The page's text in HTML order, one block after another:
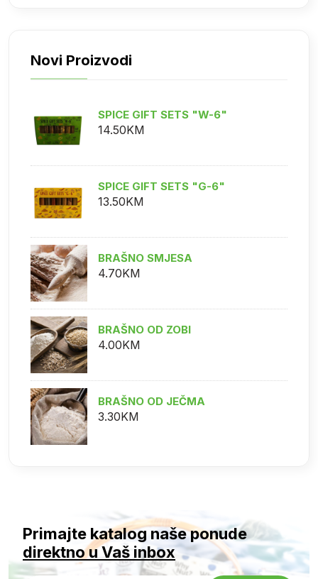
Novi Proizvodi
SPICE GIFT SETS "W-6"
14.50KM
SPICE GIFT SETS "G-6"
13.50KM
BRAŠNO SMJESA
4.70KM
BRAŠNO OD ZOBI
4.00KM
BRAŠNO OD JEČMA
3.30KM
Primajte katalog naše ponude
direktno u Vaš inbox